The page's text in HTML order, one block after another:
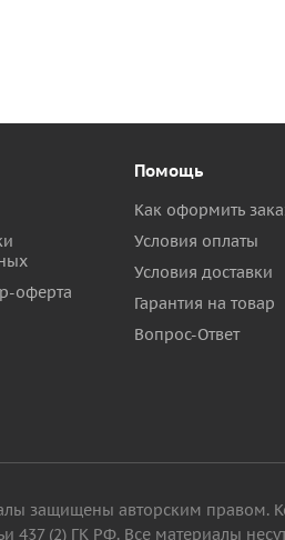
оферта
Помощь
Как оформить
Условия оплаты
Условия доставки
Гарантия на товар
Вопрос-Ответ
защищены авторским правом.
437 (2) ГК РФ. Все материалы